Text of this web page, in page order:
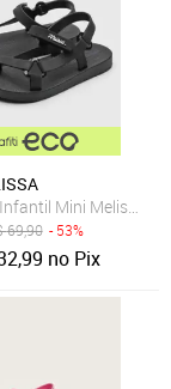
Mini Melissa
69,90 - 53%
no Pix